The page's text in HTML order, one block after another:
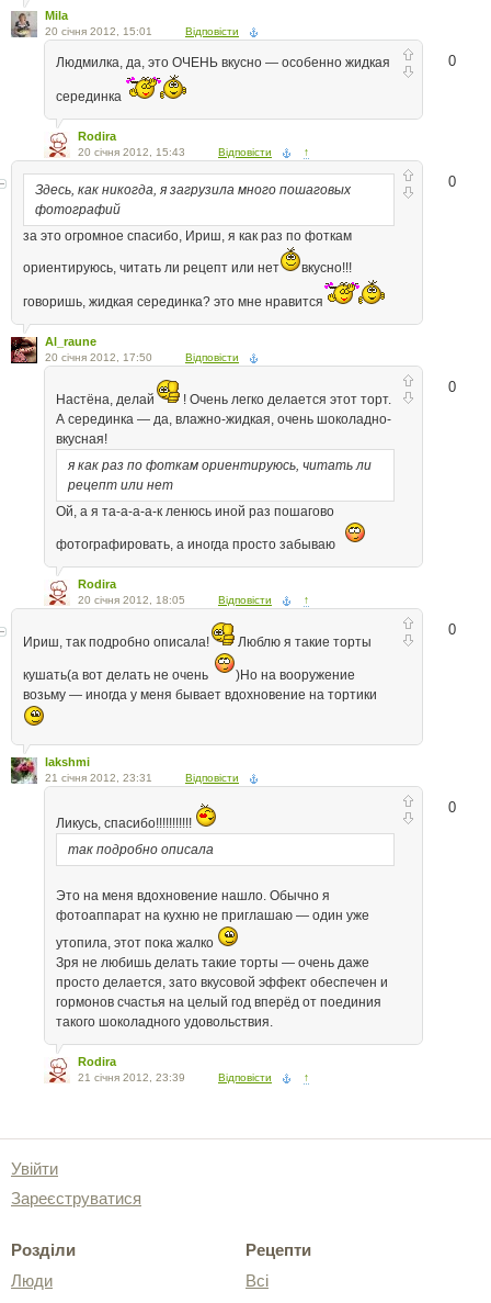
Mila
20 січня 2012, 15:01 Відповісти
0
Людмилка, да, это ОЧЕНЬ вкусно — особенно жидкая
серединка
Rodira
20 січня 2012, 15:43 Відповісти ↑
0
Здесь, как никогда, я загрузила много пошаговых
фотографий
за это огромное спасибо, Ириш, я как раз по фоткам
ориентируюсь, читать ли рецепт или нет вкусно!!!
говоришь, жидкая серединка? это мне нравится
Al_raune
20 січня 2012, 17:50 Відповісти
0
Настёна, делай
! Очень легко делается этот торт.
А серединка — да, влажно-жидкая, очень шоколадно-
вкусная!
я как раз по фоткам ориентируюсь, читать ли
рецепт или нет
Ой, а я та-а-а-а-к ленюсь иной раз пошагово
фотографировать, а иногда просто забываю
Rodira
20 січня 2012, 18:05 Відповісти ↑
0
Ириш, так подробно описала! Люблю я такие торты
кушать(а вот делать не очень
)Но на вооружение
возьму — иногда у меня бывает вдохновение на тортики
lakshmi
21 січня 2012, 23:31 Відповісти
0
Ликусь, спасибо!!!!!!!!!!!
так подробно описала
Это на меня вдохновение нашло. Обычно я
фотоаппарат на кухню не приглашаю — один уже
утопила, этот пока жалко
Зря не любишь делать такие торты — очень даже
просто делается, зато вкусовой эффект обеспечен и
гормонов счастья на целый год вперёд от поединия
такого шоколадного удовольствия.
Rodira
21 січня 2012, 23:39 Відповісти ↑
Увійти
Зареєструватися
Розділи
Люди
Рецепти
Всі